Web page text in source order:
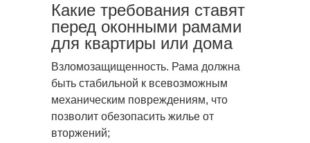
Какие требования ставят
перед оконными рамами
для квартиры или дома
Взломозащищенность. Рама должна
быть стабильной к всевозможным
механическим повреждениям, что
позволит обезопасить жилье от
вторжений;